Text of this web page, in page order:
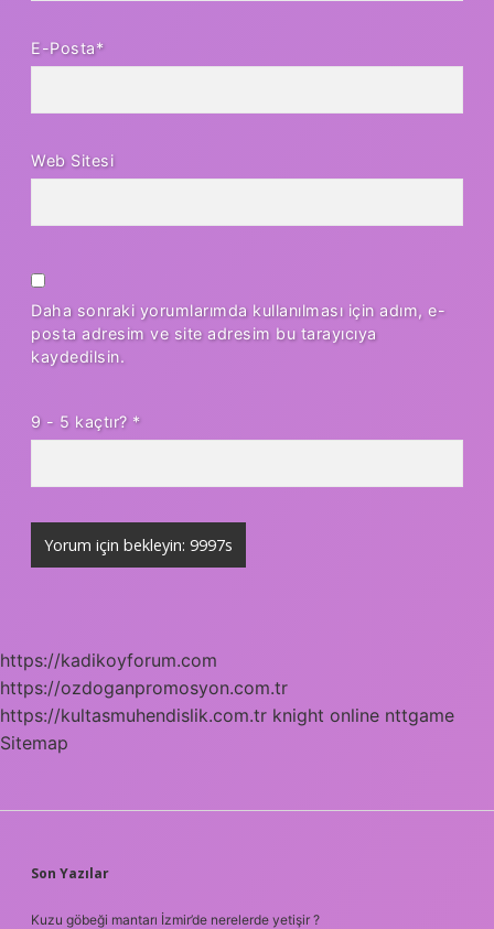
E-Posta*
Web Sitesi
Daha sonraki yorumlarımda kullanılması için adım, e-
posta adresim ve site adresim bu tarayıcıya
kaydedilsin.
9 - 5 kaçtır? *
https://kadikoyforum.com
https://ozdoganpromosyon.com.tr
https://kultasmuhendislik.com.tr knight online nttgame
Sitemap
SIDEBAR
Son Yazılar
Kuzu göbeği mantarı İzmir’de nerelerde yetişir ?